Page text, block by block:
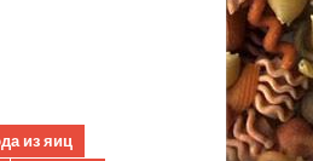
из яиц